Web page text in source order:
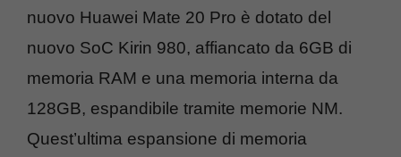
nuovo Huawei Mate 20 Pro è dotato del
nuovo SoC Kirin 980, affiancato da 6GB di
memoria RAM e una memoria interna da
128GB, espandibile tramite memorie NM.
Quest’ultima espansione di memoria